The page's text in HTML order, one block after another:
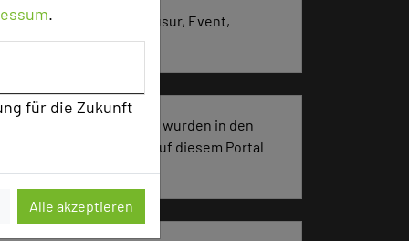
.
für die Zukunft
Alle akzeptieren
Seminar, Konferenz, Klausur, Event,
Kreativprozesse
654 Seiten dieses Hotels wurden in den
vergangenen 30 Tagen auf diesem Portal